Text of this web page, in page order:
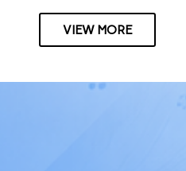
VIEW MORE